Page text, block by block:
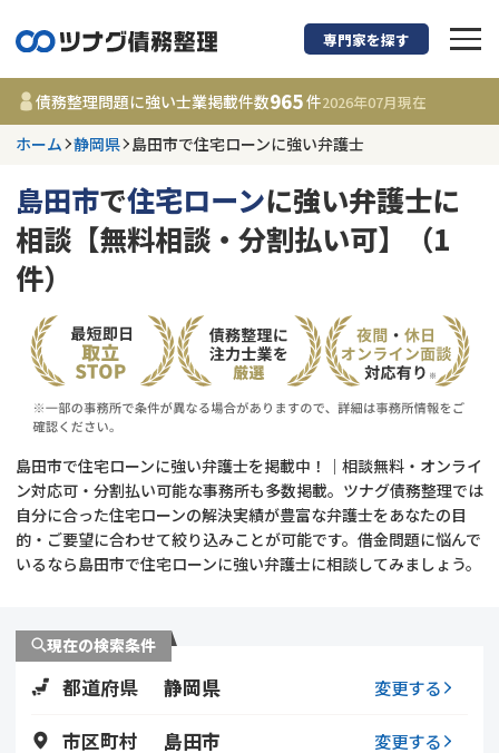
債務整理に強い弁
静岡県
事務所 965
件
更新日 :2026年07月31日
相談内容で探す
借金返済相談・交渉
時効援用
会社破産・法人破産
費用相場
債務整理
個人再生（民事再生）
専門家を探す
債務整理問題に強い士業掲載件数965件2026年07月現在
ホーム 静岡県 島田市で住宅ローンに強い弁護士
島田市で住宅ローンに強い弁護士に
相談【無料相談・分割払い可】（1
件）
島田市で住宅ローンに強い弁護士を掲載中！｜相談無料・オンライ
ン対応可・分割払い可能な事務所も多数掲載。ツナグ債務整理では
自分に合った住宅ローンの解決実績が豊富な弁護士をあなたの目
的・ご要望に合わせて絞り込みことが可能です。借金問題に悩んで
いるなら島田市で住宅ローンに強い弁護士に相談してみましょう。
現在の検索条件
都道府県 静岡県 変更する
市区町村 島田市 変更する